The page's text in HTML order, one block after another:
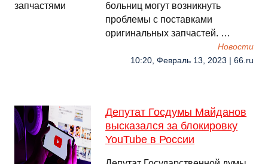
больниц могут возникнуть
проблемы с поставками
оригинальных запчастей. …
Новости
10:20, Февраль 13, 2023 | 66.ru
Депутат Госдумы Майданов
высказался за блокировку
YouTube в России